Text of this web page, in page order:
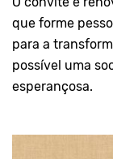
que forme
para a
possível uma
esperançosa.